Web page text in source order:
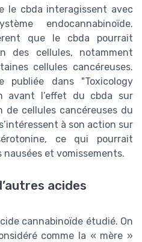
le cbda interagissent avec
endocannabinoïde.
que le cbda pourrait
des cellules, notamment
cellules cancéreuses.
publiée dans "Toxicology
avant l’effet du cbda sur
de cellules cancéreuses du
à son action sur
ce qui pourrait
et vomissements.
acides
cannabinoïde étudié. On
comme la « mère »